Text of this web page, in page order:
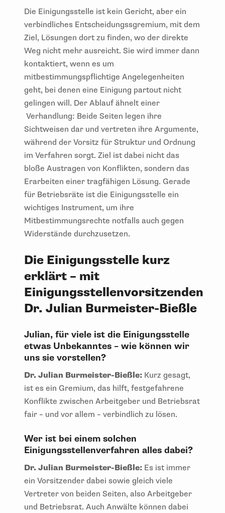
Die Einigungsstelle ist kein Gericht, aber ein
verbindliches Entscheidungssgremium, mit dem
Ziel, Lösungen dort zu finden, wo der direkte
Weg nicht mehr ausreicht. Sie wird immer dann
kontaktiert, wenn es um
mitbestimmungspflichtige Angelegenheiten
geht, bei denen eine Einigung partout nicht
gelingen will. Der Ablauf ähnelt einer
Verhandlung: Beide Seiten legen ihre
Sichtweisen dar und vertreten ihre Argumente,
während der Vorsitz für Struktur und Ordnung
im Verfahren sorgt. Ziel ist dabei nicht das
bloße Austragen von Konflikten, sondern das
Erarbeiten einer tragfähigen Lösung. Gerade
für Betriebsräte ist die Einigungsstelle ein
wichtiges Instrument, um ihre
Mitbestimmungsrechte notfalls auch gegen
Widerstände durchzusetzen.
Die Einigungsstelle kurz
erklärt – mit
Einigungsstellenvorsitzenden
Dr. Julian Burmeister-Bießle
Julian, für viele ist die Einigungsstelle
etwas Unbekanntes – wie können wir
uns sie vorstellen?
Dr. Julian Burmeister-Bießle: Kurz gesagt,
ist es ein Gremium, das hilft, festgefahrene
Konflikte zwischen Arbeitgeber und Betriebsrat
fair – und vor allem – verbindlich zu lösen.
Wer ist bei einem solchen
Einigungsstellenverfahren alles dabei?
Dr. Julian Burmeister-Bießle: Es ist immer
ein Vorsitzender dabei sowie gleich viele
Vertreter von beiden Seiten, also Arbeitgeber
und Betriebsrat. Auch Anwälte können dabei